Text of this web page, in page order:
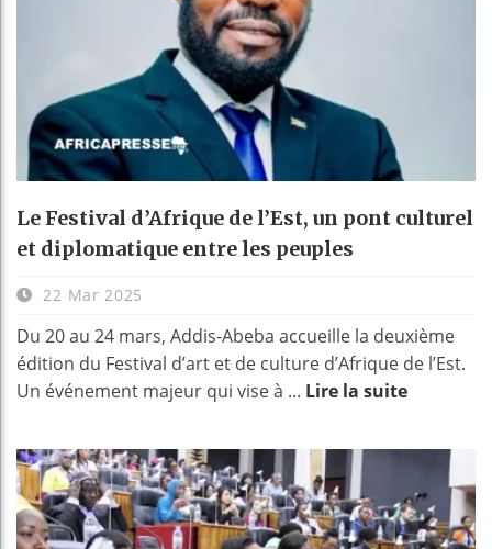
Le Festival d’Afrique de l’Est, un pont culturel
et diplomatique entre les peuples
22 Mar 2025
Du 20 au 24 mars, Addis-Abeba accueille la deuxième
édition du Festival d’art et de culture d’Afrique de l’Est.
Un événement majeur qui vise à ... Lire la suite